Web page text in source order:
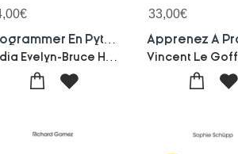
€ 33,00€
Vincent Le Goff